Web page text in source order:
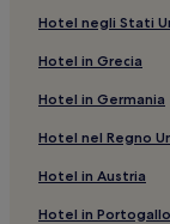
Hotel negli Stati
Hotel in Grecia
Hotel in Germania
Hotel nel Regno
Hotel in Austria
Hotel in Portogallo